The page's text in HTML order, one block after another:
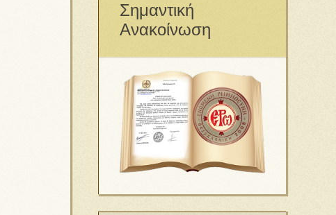
Σημαντική
Ανακοίνωση